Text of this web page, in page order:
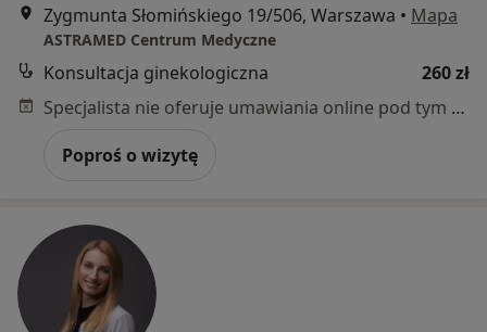
Zygmunta Słomińskiego 19/506, Warszawa • Mapa
ASTRAMED Centrum Medyczne
Konsultacja ginekologiczna
260 zł
Specjalista nie oferuje umawiania online pod tym adresem.
Poproś o wizytę